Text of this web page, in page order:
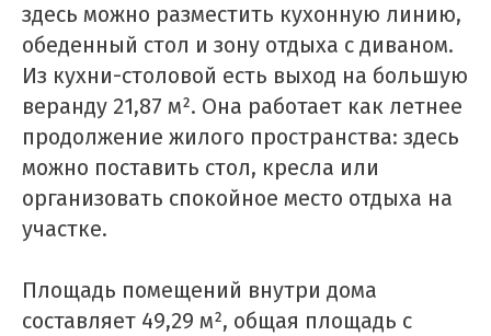
здесь можно разместить кухонную линию,
обеденный стол и зону отдыха с диваном.
Из кухни-столовой есть выход на большую
веранду 21,87 м². Она работает как летнее
продолжение жилого пространства: здесь
можно поставить стол, кресла или
организовать спокойное место отдыха на
участке.
Площадь помещений внутри дома
составляет 49,29 м², общая площадь с